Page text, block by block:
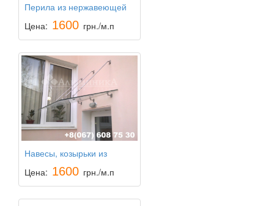
Перила из нержавеющей
стали Ограждения для
лестниц
Цена: 1600 грн./м.п
Навесы, козырьки из
поликарбоната,
триплексные козырьки из
каленого стекла
Цена: 1600 грн./м.п